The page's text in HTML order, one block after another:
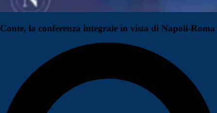
Conte, la conferenza integrale in vista di Napoli-Roma